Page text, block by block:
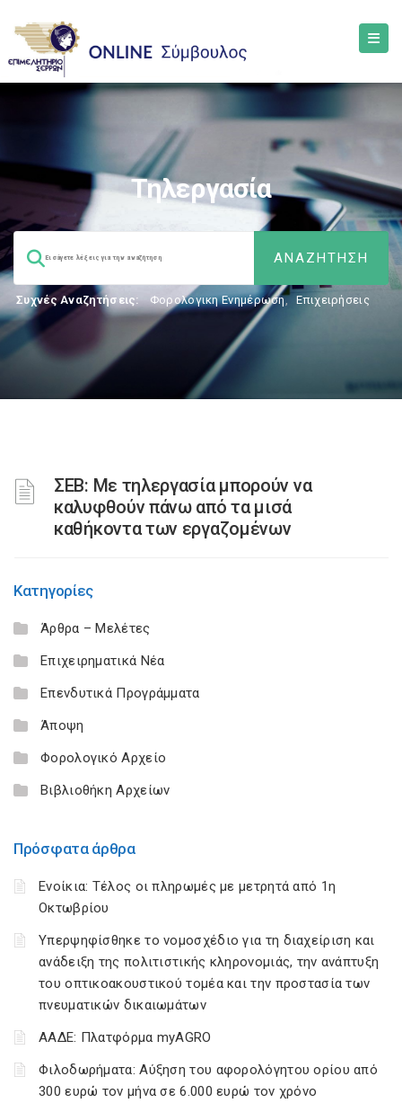
Τηλεργασία
Συχνές Αναζητήσεις: Φορολογικη Ενημέρωση, Επιχειρήσεις
ΣΕΒ: Με τηλεργασία μπορούν να
καλυφθούν πάνω από τα μισά
καθήκοντα των εργαζομένων
Κατηγορίες
Άρθρα – Μελέτες
Επιχειρηματικά Νέα
Επενδυτικά Προγράμματα
Άποψη
Φορολογικό Αρχείο
Βιβλιοθήκη Αρχείων
Πρόσφατα άρθρα
Ενοίκια: Τέλος οι πληρωμές με μετρητά από 1η
Οκτωβρίου
Υπερψηφίσθηκε το νομοσχέδιο για τη διαχείριση και
ανάδειξη της πολιτιστικής κληρονομιάς, την ανάπτυξη
του οπτικοακουστικού τομέα και την προστασία των
πνευματικών δικαιωμάτων
ΑΑΔΕ: Πλατφόρμα myAGRO
Φιλοδωρήματα: Αύξηση του αφορολόγητου ορίου από
300 ευρώ τον μήνα σε 6.000 ευρώ τον χρόνο